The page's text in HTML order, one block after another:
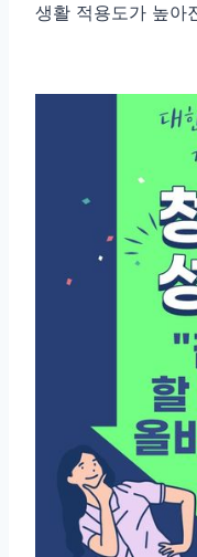
생활 적용도가 높아